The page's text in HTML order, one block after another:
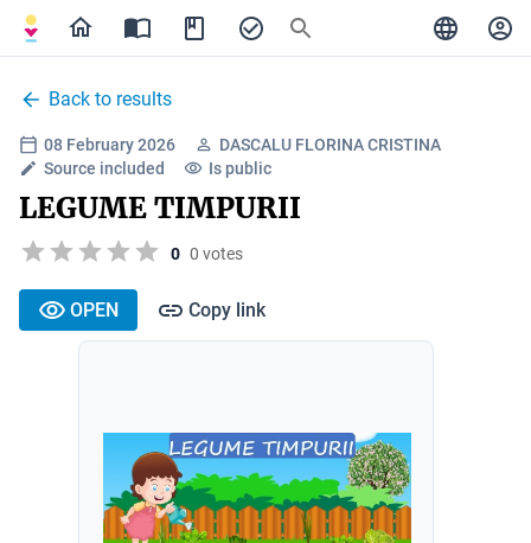
Back to results
08 February 2026
DASCALU FLORINA CRISTINA
Source included
Is public
LEGUME TIMPURII
0 0 votes
OPEN Copy link